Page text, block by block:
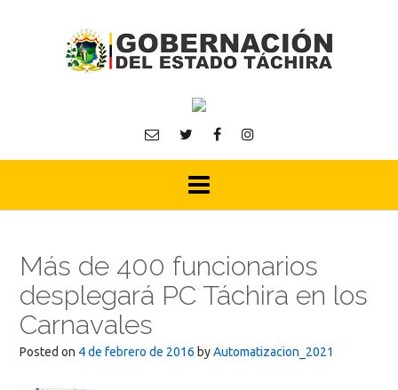
Más de 400 funcionarios
desplegará PC Táchira en los
Carnavales
Posted on 4 de febrero de 2016 byAutomatizacion_2021